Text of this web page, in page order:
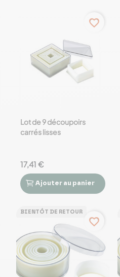
favorite_border
Lot de 9 découpoirs
carrés lisses
17,41 €
 
Ajouter au panier
BIENTÔT DE RETOUR
favorite_border